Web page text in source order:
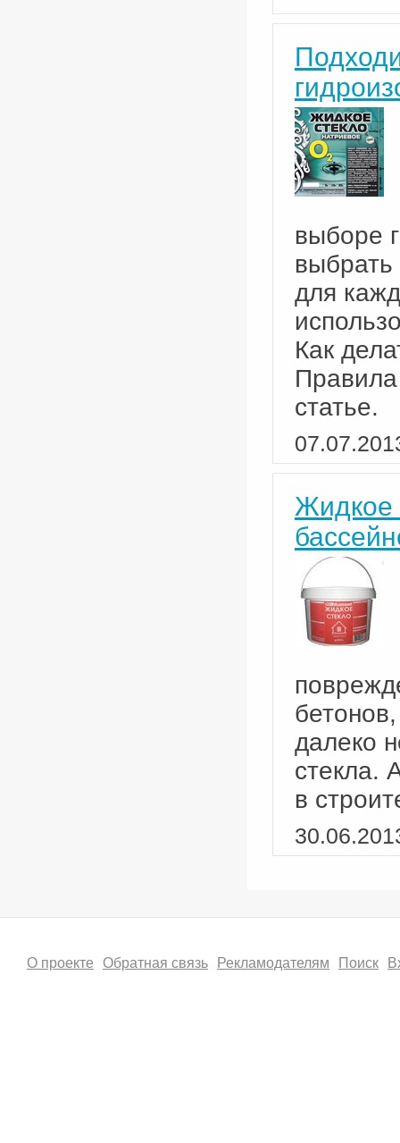
выборе
выбрать
для
Как
статье.
Жидкое
далеко
стекла.
в
О проекте Обратная связь Рекламодателям Поиск